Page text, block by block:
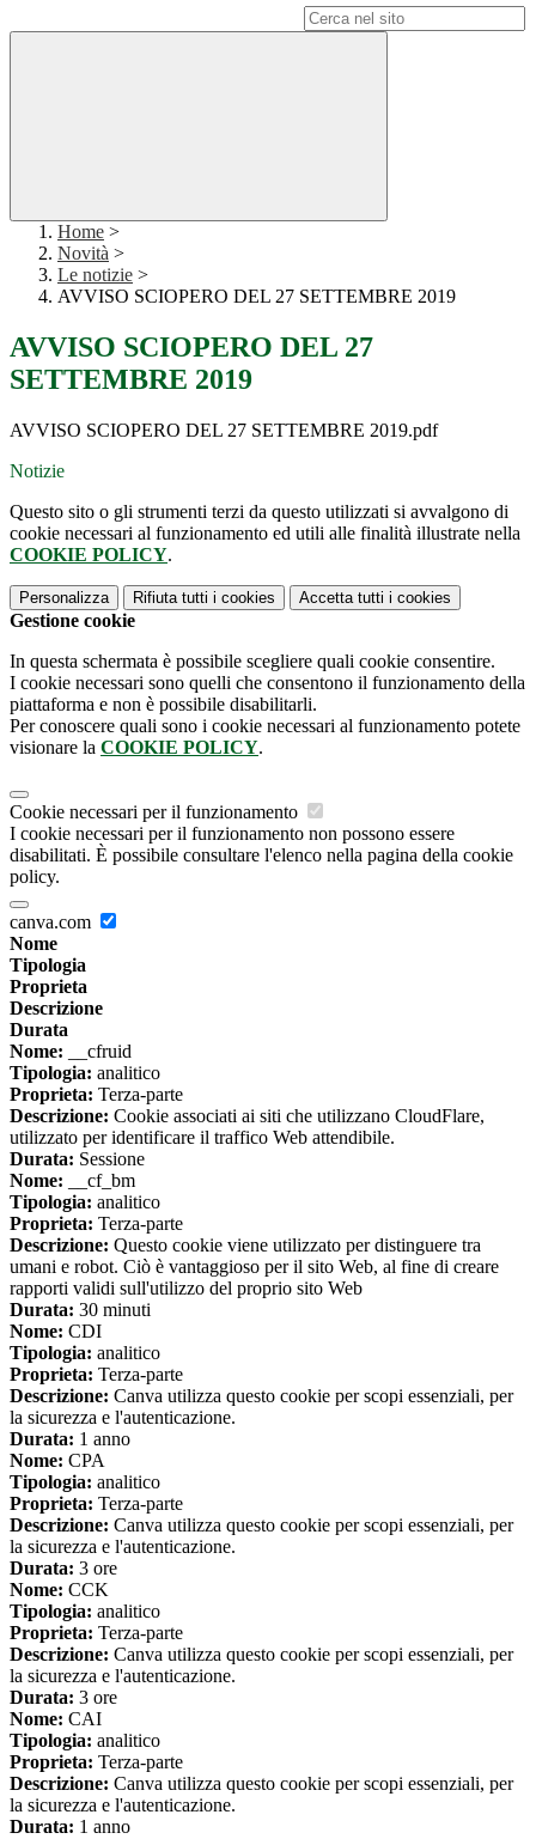
Home >
Novità >
Le notizie >
AVVISO SCIOPERO DEL 27 SETTEMBRE 2019
AVVISO SCIOPERO DEL 27
SETTEMBRE 2019
AVVISO SCIOPERO DEL 27 SETTEMBRE 2019.pdf
Notizie
Questo sito o gli strumenti terzi da questo utilizzati si avvalgono di
cookie necessari al funzionamento ed utili alle finalità illustrate nella
COOKIE POLICY.
Personalizza Rifiuta tutti i cookies Accetta tutti i cookies
Gestione cookie
In questa schermata è possibile scegliere quali cookie consentire.
I cookie necessari sono quelli che consentono il funzionamento della
piattaforma e non è possibile disabilitarli.
Per conoscere quali sono i cookie necessari al funzionamento potete
visionare la COOKIE POLICY.
Cookie necessari per il funzionamento
I cookie necessari per il funzionamento non possono essere
disabilitati. È possibile consultare l'elenco nella pagina della cookie
policy.
canva.com
Nome
Tipologia
Proprieta
Descrizione
Durata
Nome: __cfruid
Tipologia: analitico
Proprieta: Terza-parte
Descrizione: Cookie associati ai siti che utilizzano CloudFlare,
utilizzato per identificare il traffico Web attendibile.
Durata: Sessione
Nome: __cf_bm
Tipologia: analitico
Proprieta: Terza-parte
Descrizione: Questo cookie viene utilizzato per distinguere tra
umani e robot. Ciò è vantaggioso per il sito Web, al fine di creare
rapporti validi sull'utilizzo del proprio sito Web
Durata: 30 minuti
Nome: CDI
Tipologia: analitico
Proprieta: Terza-parte
Descrizione: Canva utilizza questo cookie per scopi essenziali, per
la sicurezza e l'autenticazione.
Durata: 1 anno
Nome: CPA
Tipologia: analitico
Proprieta: Terza-parte
Descrizione: Canva utilizza questo cookie per scopi essenziali, per
la sicurezza e l'autenticazione.
Durata: 3 ore
Nome: CCK
Tipologia: analitico
Proprieta: Terza-parte
Descrizione: Canva utilizza questo cookie per scopi essenziali, per
la sicurezza e l'autenticazione.
Durata: 3 ore
Nome: CAI
Tipologia: analitico
Proprieta: Terza-parte
Descrizione: Canva utilizza questo cookie per scopi essenziali, per
la sicurezza e l'autenticazione.
Durata: 1 anno